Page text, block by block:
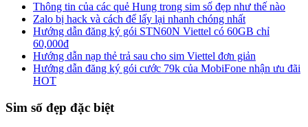
Thông tin của các quẻ Hung trong sim số đẹp như thế nào
Zalo bị hack và cách để lấy lại nhanh chóng nhất
Hướng dẫn đăng ký gói STN60N Viettel có 60GB chỉ
60,000đ
Hướng dẫn nạp thẻ trả sau cho sim Viettel đơn giản
Hướng dẫn đăng ký gói cước 79k của MobiFone nhận ưu đãi
HOT
Sim số đẹp đặc biệt